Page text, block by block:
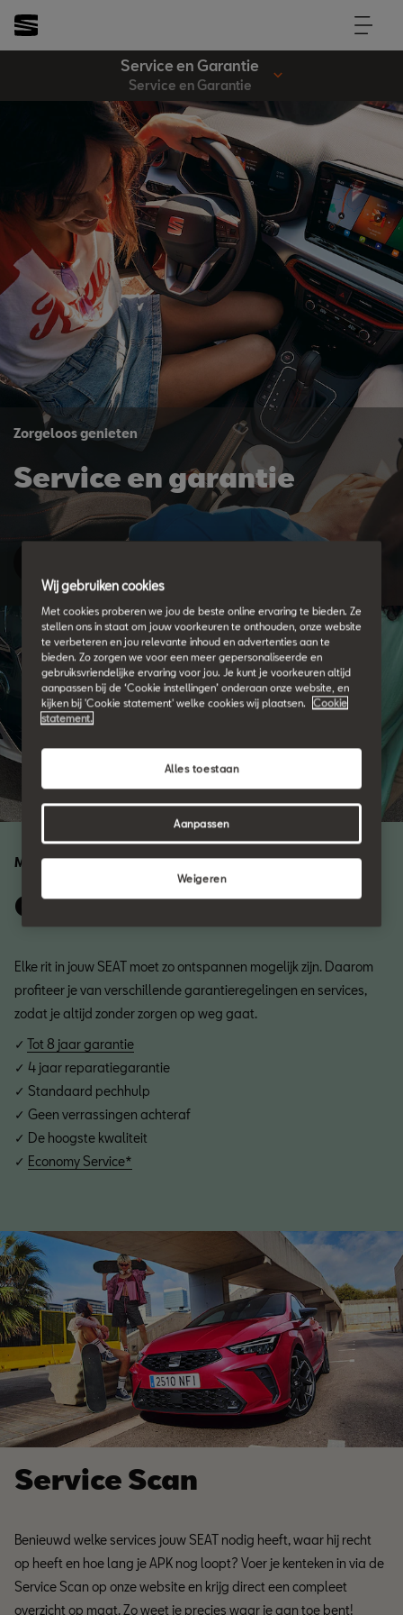
Service en Garantie
Service en Garantie
Zorgeloos genieten
Service en garantie
Met de voordelen van SEAT Service
Op alles voorbereid
Elke rit in jouw SEAT moet zo ontspannen mogelijk zijn. Daarom
profiteer je van verschillende garantieregelingen en services,
zodat je altijd zonder zorgen op weg gaat.
✓ Tot 8 jaar garantie
✓ 4 jaar reparatiegarantie
✓ Standaard pechhulp
✓ Geen verrassingen achteraf
✓ De hoogste kwaliteit
✓ Economy Service*
Service Scan
Benieuwd welke services jouw SEAT nodig heeft, waar hij recht
op heeft en hoe lang je APK nog loopt? Voer je kenteken in via de
Service Scan op onze website en krijg direct een compleet
overzicht op maat. Zo weet je precies waar je aan toe bent!
Wij gebruiken cookies
Met cookies proberen we jou de beste online ervaring te bieden. Ze
stellen ons in staat om jouw voorkeuren te onthouden, onze website
te verbeteren en jou relevante inhoud en advertenties aan te
bieden. Zo zorgen we voor een meer gepersonaliseerde en
gebruiksvriendelijke ervaring voor jou. Je kunt je voorkeuren altijd
aanpassen bij de ‘Cookie instellingen’ onderaan onze website, en
kijken bij 'Cookie statement' welke cookies wij plaatsen.
Cookie
statement.
Weigeren
Alles toestaan
Aanpassen